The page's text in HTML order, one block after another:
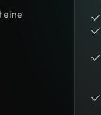
eine